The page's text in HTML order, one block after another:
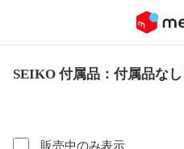
SEIKO 付属品：付属品な
販売中のみ表示